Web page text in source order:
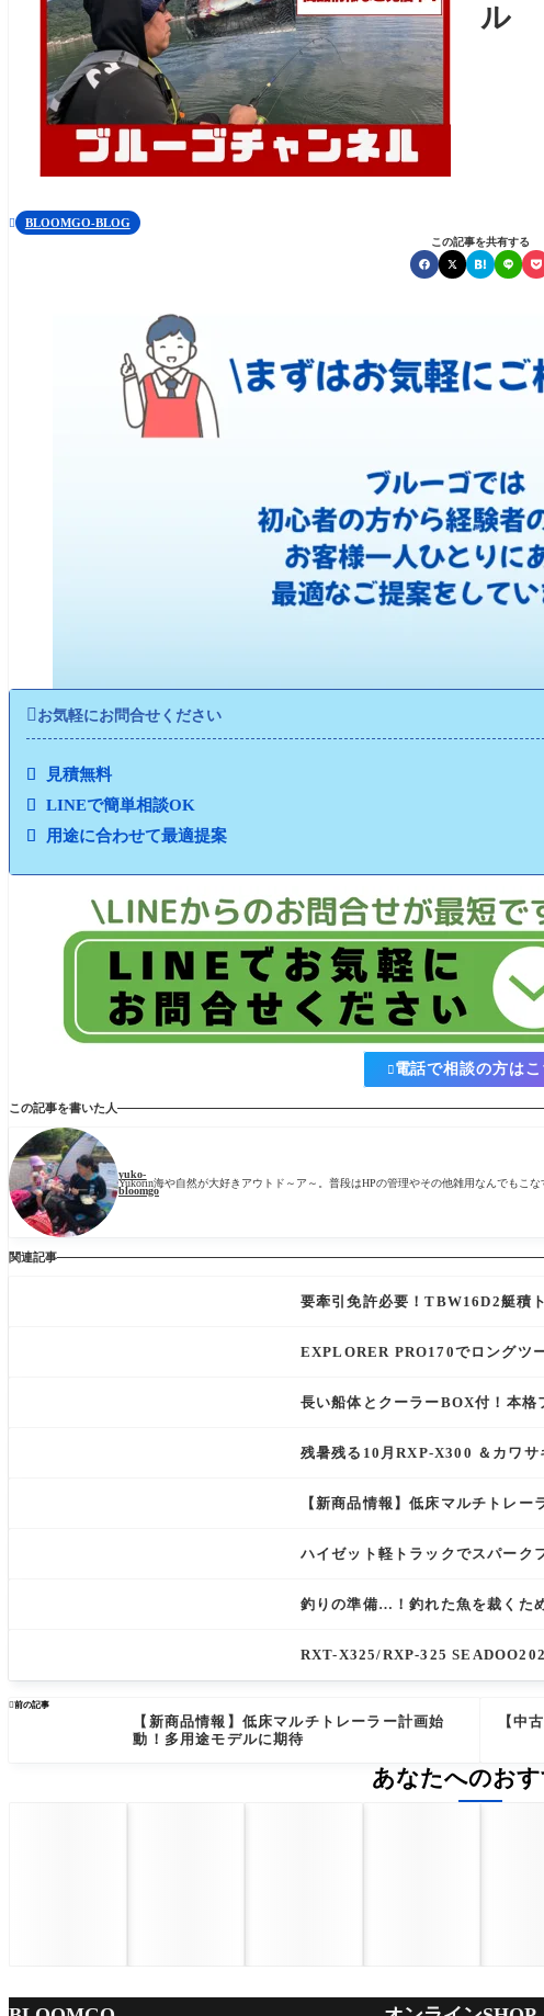
ル
 BLOOMGO-BLOG
この記事を共有する
 お気軽にお問合せください
見積無料
LINEで簡単相談OK
用途に合わせて最適提案
電話で相談の方はこ
この記事を書いた人
yuko-
bloomgo
Yukorin海や自然が大好きアウトド～ア～。普段はHPの管理やその他雑用なんでもこな
関連記事
要牽引免許必要！TBW16D2艇積
EXPLORER PRO170でロングツ
長い船体とクーラーBOX付！本
残暑残る10月RXP-X300 ＆カワサ
【新商品情報】低床マルチトレ
ハイゼット軽トラックでスパーク
釣りの準備…！釣れた魚を裁くた
RXT-X325/RXP-325
前の記事
【新商品情報】低床マルチトレーラー計画始
動！多用途モデルに期待
【中
あなたへのお